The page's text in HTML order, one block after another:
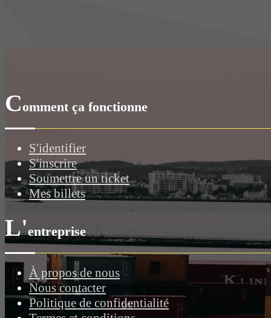
Comment ça fonctionne
S'identifier
S'inscrire
Soumettre un ticket
Mes billets
L'entreprise
À propos de nous
Nous contacter
Politique de confidentialité